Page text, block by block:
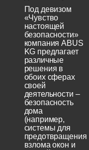
Под девизом
«Чувство
настоящей
безопасности»
компания ABUS
KG предлагает
различные
решения в
обоих сферах
своей
деятельности –
безопасность
дома
(например,
системы для
предотвращения
взлома окон и